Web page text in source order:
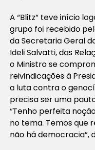
A “Blitz” teve início
grupo foi recebido
da Secretaria Geral
Ideli Salvatti, das
o Ministro se
reivindicações à
a luta contra o
precisa ser uma
“Tenho perfeita
no tema. Temos que
não há democracia”,